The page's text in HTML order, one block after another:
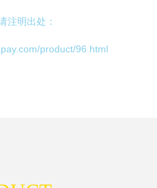
注明出处：
product/96.html